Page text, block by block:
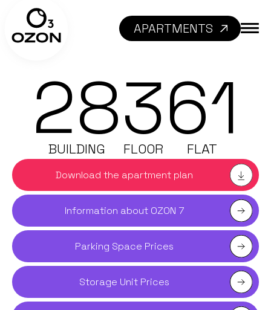
APARTMENTS
28
BUILDING 3
FLOOR 61
FLAT
Download the apartment plan
Information about OZON 7
Parking Space Prices
Storage Unit Prices